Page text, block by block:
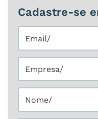
Cadastre-se